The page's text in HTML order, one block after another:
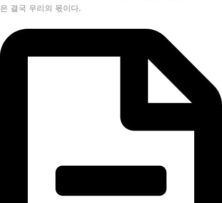
은 결국 우리의 몫이다.